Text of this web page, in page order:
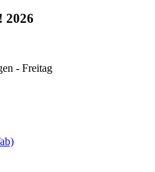
2026
- Freitag